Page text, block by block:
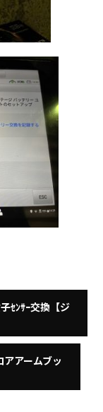
ｾﾝｻｰ交換【ジ
アアームブッ